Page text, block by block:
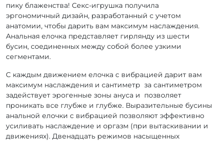
пику блаженства! Секс-игрушка получила
эргономичный дизайн, разработанный с учетом
анатомии, чтобы дарить вам максимум наслаждения.
Анальная елочка представляет гирлянду из шести
бусин, соединенных между собой более узкими
сегментами.
С каждым движением елочка с вибрацией дарит вам
максимум наслаждения и сантиметр за сантиметром
задействует эрогенные зоны ануса и позволяет
проникать все глубже и глубже. Выразительные бусины
анальной елочки с вибрацией позволяют эффективно
усиливать наслаждение и оргазм (при вытаскивании и
движениях). Двенадцать режимов насыщенных